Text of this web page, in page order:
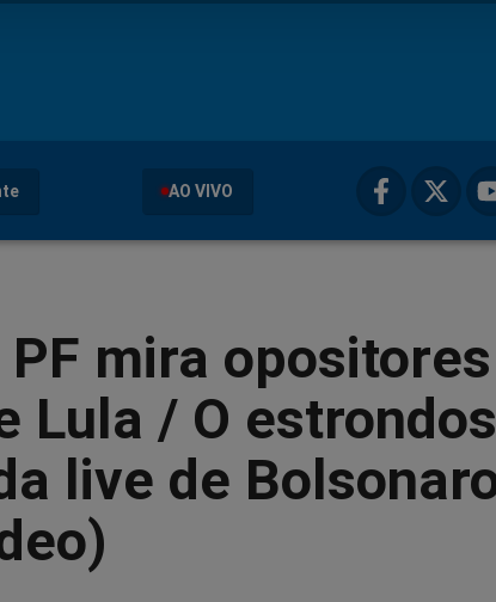
AO VIVO
PF mira opositores
Lula / O
live de